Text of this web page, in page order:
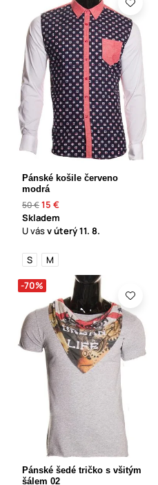
Pánské košile červeno
modrá
50 €15 €
Skladem
U vásv úterý11. 8.
S M
-70%
Pánské šedé tričko s všitým
šálem 02